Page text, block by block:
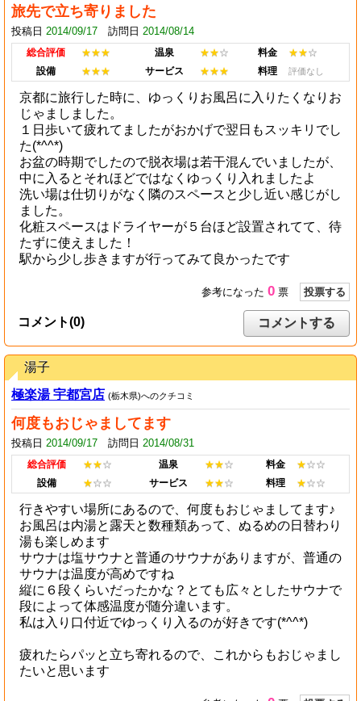
旅先で立ち寄りました
投稿日 2014/09/17 訪問日 2014/08/14
総合評価 ★★★ 温泉 ★★☆ 料金 ★★☆
設備
★★★ サービス ★★★ 料理 評価なし
京都に旅行した時に、ゆっくりお風呂に入りたくなりお
じゃましました。
１日歩いて疲れてましたがおかげで翌日もスッキリでし
た(*^^*)
お盆の時期でしたので脱衣場は若干混んでいましたが、
中に入るとそれほどではなくゆっくり入れましたよ
洗い場は仕切りがなく隣のスペースと少し近い感じがし
ました。
化粧スペースはドライヤーが５台ほど設置されてて、待
たずに使えました！
駅から少し歩きますが行ってみて良かったです
参考になった 0 票 投票する
コメントする
コメント(0)
湯子
極楽湯 宇都宮店 (栃木県)へのクチコミ
何度もおじゃましてます
投稿日 2014/09/17 訪問日 2014/08/31
総合評価 ★★☆ 温泉 ★★☆ 料金 ★☆☆
設備
★☆☆ サービス ★★☆ 料理 ★☆☆
行きやすい場所にあるので、何度もおじゃましてます♪
お風呂は内湯と露天と数種類あって、ぬるめの日替わり
湯も楽しめます
サウナは塩サウナと普通のサウナがありますが、普通の
サウナは温度が高めですね
縦に６段くらいだったかな？とても広々としたサウナで
段によって体感温度が随分違います。
私は入り口付近でゆっくり入るのが好きです(*^^*)
疲れたらパッと立ち寄れるので、これからもおじゃまし
たいと思います